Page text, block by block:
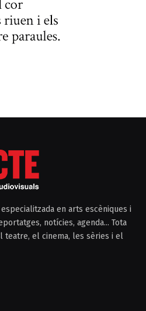
en arts escèniques i
notícies, agenda... Tota
teatre, el cinema, les sèries i el